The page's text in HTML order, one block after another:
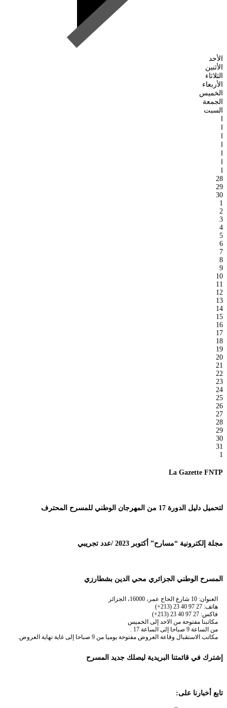
الأحد
الأثنين
الثلاثاء
الأربعاء
الخميس
الجمعة
السبت
28
29
30
1
2
3
4
5
6
7
8
9
10
11
12
13
14
15
16
17
18
19
20
21
22
23
24
25
26
27
28
29
30
31
1
La Gazette FNTP
لتحميل دليل الدورة 17 من المهرجان الوطني للمسرح المحترف
مجلة إلكترونية “مسارح” أكتوبر 2023 /عدد تجريبي
المسرح الوطني الجزائري محي الدين بشطارزي
العنوان: 10 شارع الحاج عمر، 16000، الجزائر
هاتف: 27 97 40 23 (213+)
فاكس: 27 97 40 23 (213+)
مكاتبنا مفتوحة من الاحد إلى الخميس
من الساعة 9 صباحا إلى الساعة 17 .
مكاتب الاستقبال وقاعة العروض مفتوحة يوميا من 9 صباحا إلى غاية نهاية العروض.
إشترك في قائمتنا البريدية ليصلك جديد المسرح
تابع أخبارنا على: